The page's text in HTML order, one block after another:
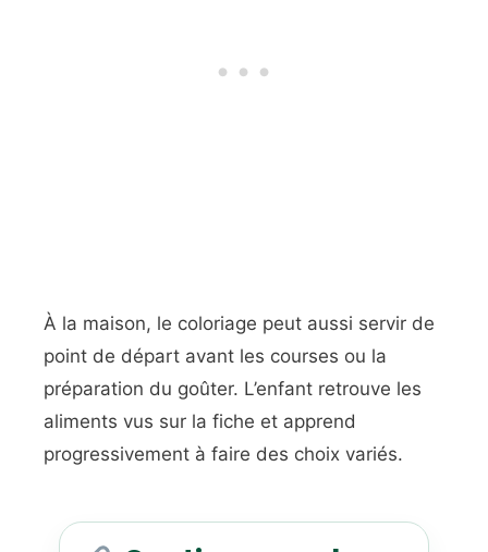
À la maison, le coloriage peut aussi servir de
point de départ avant les courses ou la
préparation du goûter. L’enfant retrouve les
aliments vus sur la fiche et apprend
progressivement à faire des choix variés.